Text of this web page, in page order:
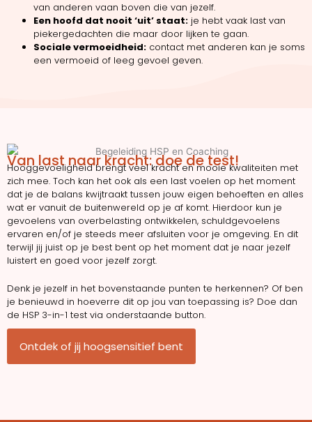
van anderen vaan boven die van jezelf.
Een hoofd dat nooit ‘uit’ staat:je hebt vaak last van
piekergedachten die maar door lijken te gaan.
Sociale vermoeidheid:contact met anderen kan je soms
een vermoeid of leeg gevoel geven.
Van last naar kracht: doe de test!
Hooggevoeligheid brengt veel kracht en mooie kwaliteiten met
zich mee. Toch kan het ook als een last voelen op het moment
dat je de balans kwijtraakt tussen jouw eigen behoeften en alles
wat er vanuit de buitenwereld op je af komt. Hierdoor kun je
gevoelens van overbelasting ontwikkelen, schuldgevoelens
ervaren en/of je steeds meer afsluiten voor je omgeving. En dit
terwijl jij juist op je best bent op het moment dat je naar jezelf
luistert en goed voor jezelf zorgt.
Denk je jezelf in het bovenstaande punten te herkennen? Of ben
je benieuwd in hoeverre dit op jou van toepassing is? Doe dan
de HSP 3-in-1 test via onderstaande button.
Ontdek of jij hoogsensitief bent